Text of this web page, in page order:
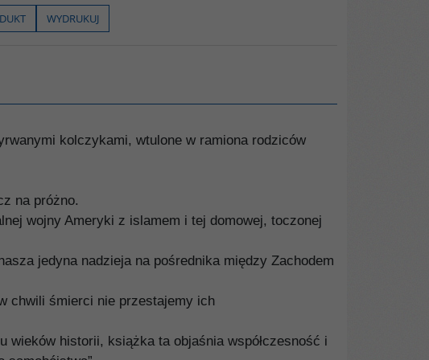
WYDRUKUJ
kolczykami, wtulone w ramiona rodziców
na próżno.
wojny Ameryki z islamem i tej domowej, toczonej
jedyna nadzieja na pośrednika między Zachodem
chwili śmierci nie przestajemy ich
wieków historii, książka ta objaśnia współczesność i